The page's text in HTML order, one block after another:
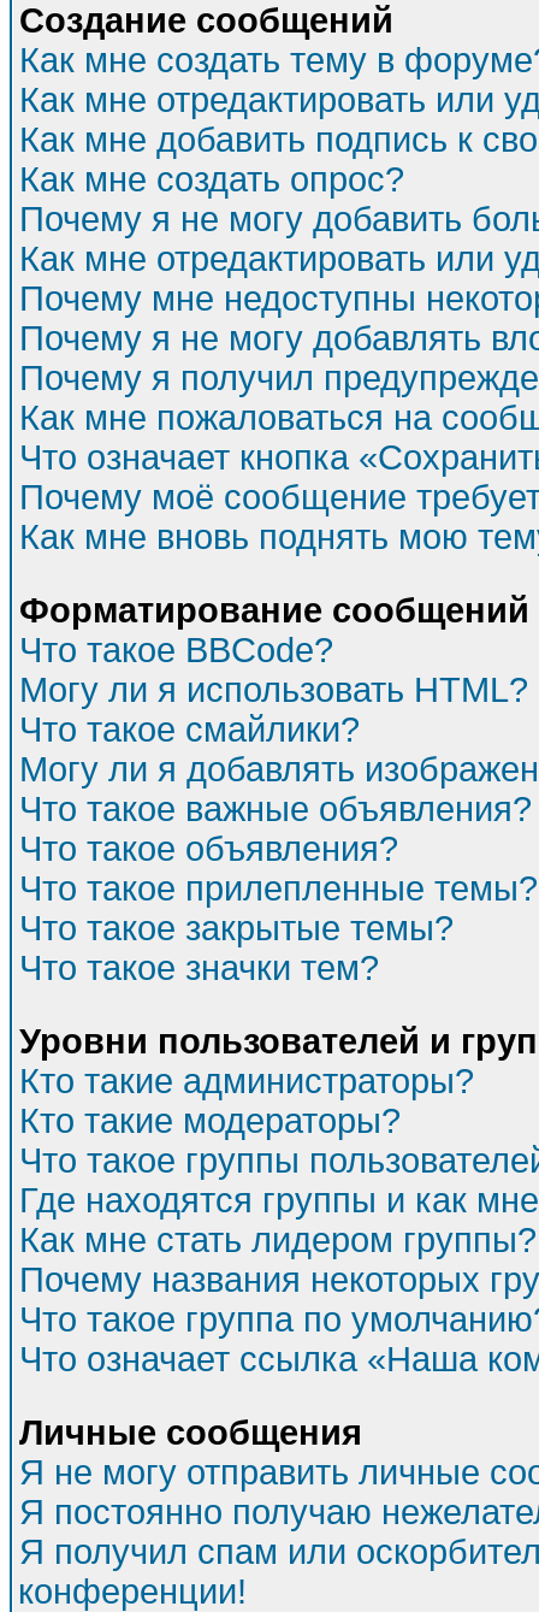
Создание сообщений
Как мне создать тему в
Как мне отредактировать или
Как мне добавить подпись к
Как мне создать опрос?
Почему я не могу добавить
Как мне отредактировать или
Почему мне недоступны
Почему я не могу добавлять
Почему я получил
Как мне пожаловаться на
Что означает кнопка
Почему моё сообщение
Как мне вновь поднять мою
Форматирование
Что такое BBCode?
Могу ли я использовать HTML?
Что такое смайлики?
Могу ли я добавлять
Что такое важные объявления?
Что такое объявления?
Что такое прилепленные темы?
Что такое закрытые темы?
Что такое значки тем?
Уровни пользователей и
Кто такие администраторы?
Кто такие модераторы?
Что такое группы
Где находятся группы и как
Как мне стать лидером группы?
Почему названия некоторых
Что такое группа по
Что означает ссылка «Наша
Личные сообщения
Я не могу отправить личные
Я постоянно получаю
Я получил спам или
конференции!